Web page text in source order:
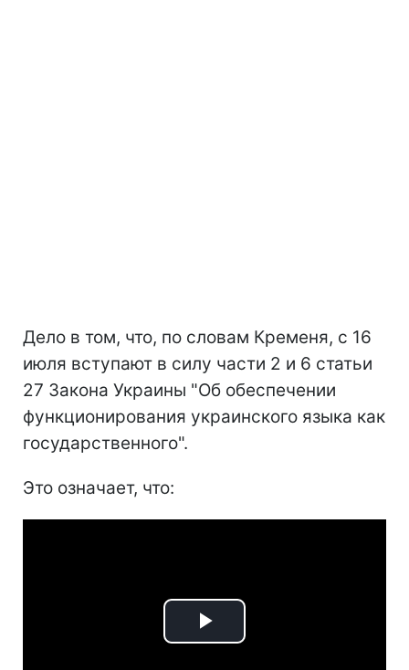
Дело в том, что, по словам Кременя, с 16
июля вступают в силу части 2 и 6 статьи
27 Закона Украины "Об обеспечении
функционирования украинского языка как
государственного".
Это означает, что:
Play